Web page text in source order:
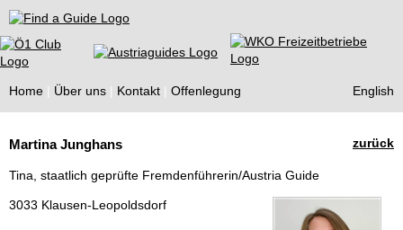
Find a Guide
Home Über uns Kontakt Offenlegung English
Guides
zurück
Martina Junghans
Tina, staatlich geprüfte Fremdenführerin/Austria Guide
3033 Klausen-Leopoldsdorf